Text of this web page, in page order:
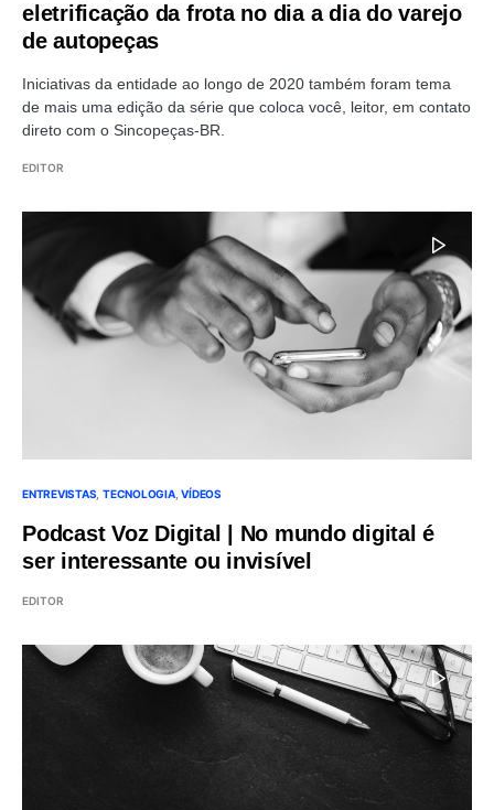
eletrificação da frota no dia a dia do varejo
de autopeças
Iniciativas da entidade ao longo de 2020 também foram tema
de mais uma edição da série que coloca você, leitor, em contato
direto com o Sincopeças-BR.
EDITOR
ENTREVISTAS TECNOLOGIA VÍDEOS
Podcast Voz Digital | No mundo digital é
ser interessante ou invisível
EDITOR